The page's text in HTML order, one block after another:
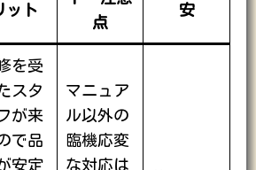
ット
点
安
を受
スタ
が来
で品
安定
マニュア
ル以外の
臨機応変
な対応は